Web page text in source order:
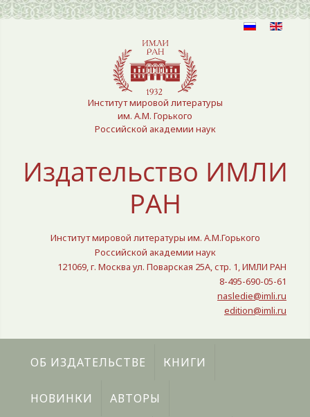
Выберите язык
Институт мировой литературы
им. А.М. Горького
Российской академии наук
Издательство ИМЛИ
РАН
Институт мировой литературы им. А.М.Горького
Российской академии наук
121069, г. Москва ул. Поварская 25A, стр. 1, ИМЛИ РАН
8-495-690-05-61
nasledie@imli.ru
edition@imli.ru
ОБ ИЗДАТЕЛЬСТВЕ КНИГИ
НОВИНКИ АВТОРЫ